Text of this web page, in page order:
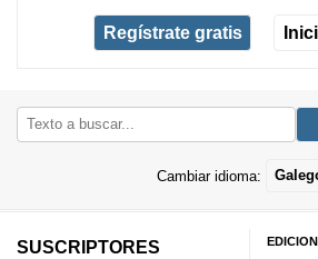
Regístrate gratis
Cambiar idioma:
SUSCRIPTORES